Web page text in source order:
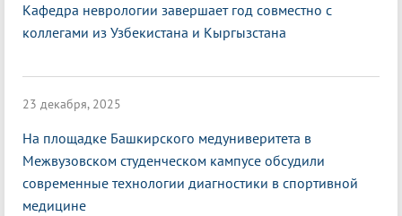
Кафедра неврологии завершает год совместно с
коллегами из Узбекистана и Кыргызстана
23 декабря, 2025
На площадке Башкирского медуниверитета в
Межвузовском студенческом кампусе обсудили
современные технологии диагностики в спортивной
медицине